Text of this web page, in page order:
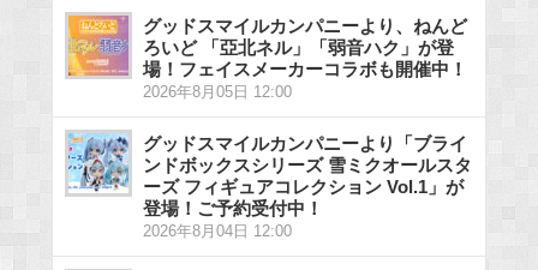
グッドスマイルカンパニーより、ねんど
ろいど 「亞北ネル」「弱音ハク」が登
場！フェイスメーカーコラボも開催中！
2026年8月05日 12:00
グッドスマイルカンパニーより「ブライ
ンドボックスシリーズ 雪ミクオールスタ
ーズ フィギュアコレクション Vol.1」が
登場！ご予約受付中！
2026年8月04日 12:00